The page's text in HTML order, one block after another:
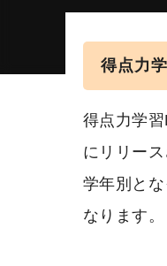
得点力
得点力学
にリリー
学年別と
なります。